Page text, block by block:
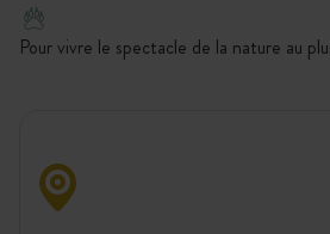
Pour vivre le spectacle de la nature au